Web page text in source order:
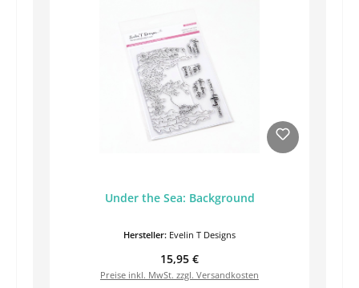
Under the Sea: Background
Hersteller: Evelin T Designs
Regulärer Preis:
15,95 €
Preise inkl. MwSt. zzgl. Versandkosten